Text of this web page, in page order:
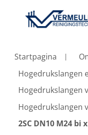
Startpagina
Hogedrukslangen
Hogedrukslangen
Hogedrukslangen
2SC DN10 M24 bi